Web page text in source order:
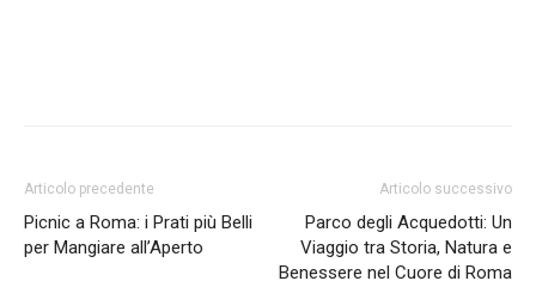
Articolo precedente
Picnic a Roma: i Prati più Belli
per Mangiare all’Aperto
Articolo successivo
Parco degli Acquedotti: Un
Viaggio tra Storia, Natura e
Benessere nel Cuore di Roma